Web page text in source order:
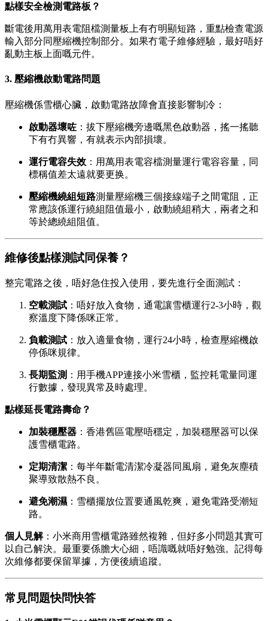
點樣安全檢測電路板？
斷電後用萬用表電阻檔測量板上有冇明顯短路，重點檢查電源
輸入部分同壓縮機控制部分。如果冇電子維修經驗，最好唔好
亂動主板上面嘅元件。
3. 壓縮機啟動電路問題
壓縮機係雪櫃心臟，啟動電路故障會直接影響制冷：
啟動器壞咗 ：拔下壓縮機旁邊嘅黑色啟動器，搖一搖聽
下有冇異響，有就表示內部損壞。
運行電容失效 ：用萬用表電容檔測量運行電容容量，同
標稱值差太遠就要更换。
壓縮機繞組短路測量壓縮機三個接線端子之間電阻，正
常應該係運行繞組阻值最小，啟動繞組稍大，兩者之和
等於總繞組阻值。
維修後點樣測試同保養？
整完電路之後，唔好急住投入使用，要先進行全面測試：
空載測試 ：唔好放入食物，通電讓雪櫃運行2-3小時，觀
察溫度下降係咪正常。
負載測試 ：放入適量食物，運行24小時，檢查壓縮機啟
停係咪規律。
長期監測 ：用手機APP連接小米雪櫃，監控耗電量同運
行數據，發現異常及時處理。
點樣延長電路壽命？
加裝穩壓器 ：香港舊區電壓唔穩定，加裝穩壓器可以保
護雪櫃電路。
定期清潔 ：每半年斷電清潔冷凝器同風扇，避免灰塵積
聚導致散熱不良。
避免潮濕：雪櫃擺放位置要通風乾爽，避免電路受潮短
路。
個人見解：小米商用雪櫃電路雖然複雜，但好多小問題其實可
以自己解決。最重要係膽大心細，唔識嘅就唔好勉強。記得每
次維修都要保留單據，方便後續追蹤。
常見問題快問快答